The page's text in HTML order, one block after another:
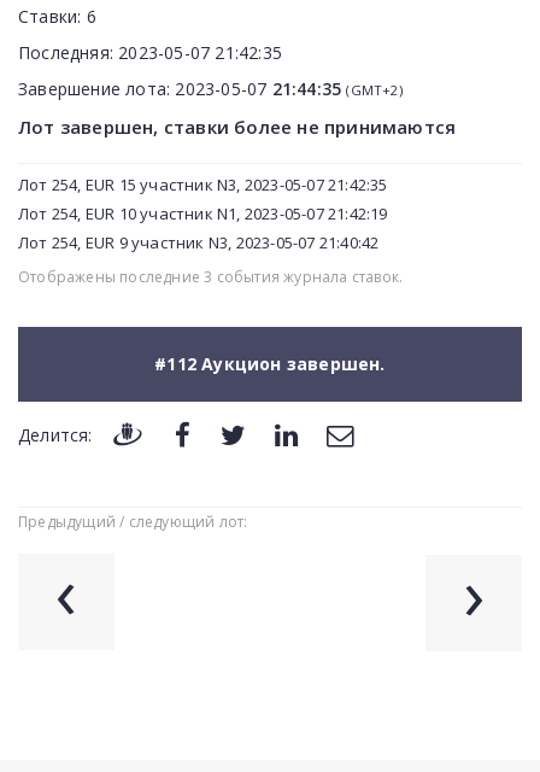
Ставки: 6
Последняя: 2023-05-07 21:42:35
Завершение лота: 2023-05-07 21:44:35 (GMT+2)
Лот завершен, ставки более не принимаются
Лот 254, EUR 15 участник N3, 2023-05-07 21:42:35
Лот 254, EUR 10 участник N1, 2023-05-07 21:42:19
Лот 254, EUR 9 участник N3, 2023-05-07 21:40:42
Отображены последние 3 события журнала ставок.
#112 Аукцион завершен.
Делится:
Предыдущий / следующий лот:
‹ ›